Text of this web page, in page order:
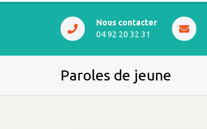
Nous contacter
04 92 20 32 31
Paroles de jeune